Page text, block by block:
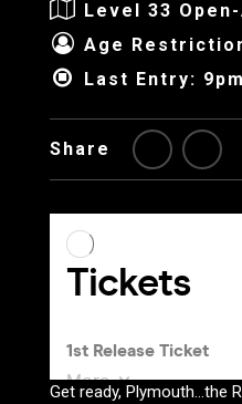
Level 33
Age
Last Entry: 9pm
Share
Get ready, Plymouth…the